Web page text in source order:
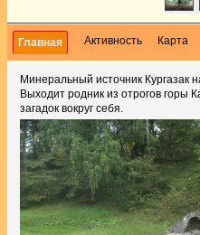
Главная Активность Карта
Минеральный источник Кургазак
Выходит родник из отрогов горы
загадок вокруг себя.